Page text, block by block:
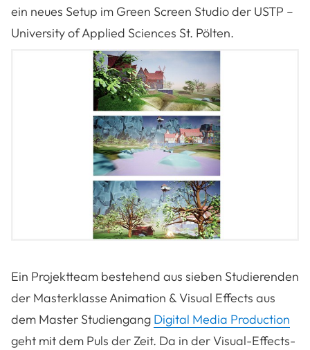
ein neues Setup im Green Screen Studio der USTP –
University of Applied Sciences St. Pölten.
Ein Projektteam bestehend aus sieben Studierenden
der Masterklasse Animation & Visual Effects aus
dem Master Studiengang Digital Media Production
geht mit dem Puls der Zeit. Da in der Visual-Effects-